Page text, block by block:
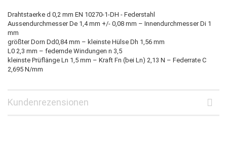
Drahtstaerke d 0,2 mm EN 10270-1-DH - Federstahl
Aussendurchmesser De 1,4 mm +/- 0,08 mm – Innendurchmesser Di 1
mm
größter Dorn Dd0,84 mm – kleinste Hülse Dh 1,56 mm
L0 2,3 mm – federnde Windungen n 3,5
kleinste Prüflänge Ln 1,5 mm – Kraft Fn (bei Ln) 2,13 N – Federrate C
2,695 N/mm
Kundenrezensionen